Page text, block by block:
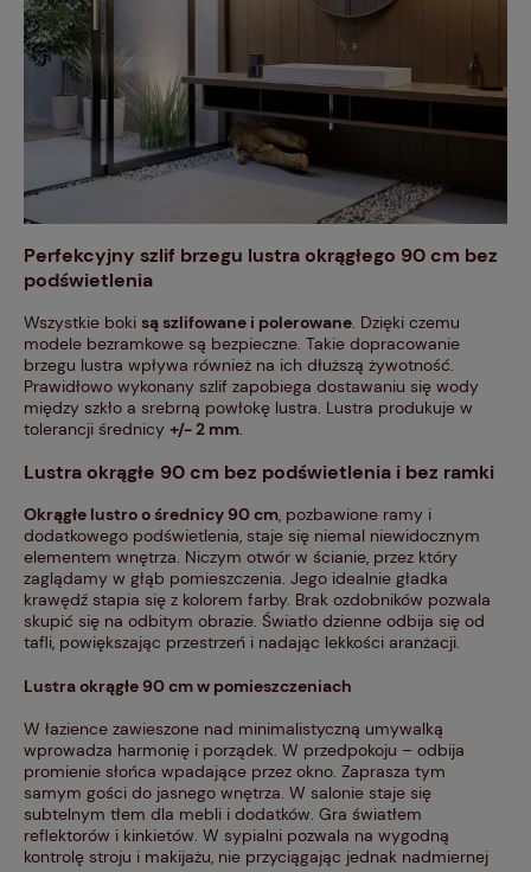
Perfekcyjny szlif brzegu lustra okrągłego 90 cm bez
podświetlenia
Wszystkie boki są szlifowane i polerowane. Dzięki czemu
modele bezramkowe są bezpieczne. Takie dopracowanie
brzegu lustra wpływa również na ich dłuższą żywotność.
Prawidłowo wykonany szlif zapobiega dostawaniu się wody
między szkło a srebrną powłokę lustra. Lustra produkuje w
tolerancji średnicy +/- 2 mm.
Lustra okrągłe 90 cm bez podświetlenia i bez ramki
Okrągłe lustro o średnicy 90 cm, pozbawione ramy i
dodatkowego podświetlenia, staje się niemal niewidocznym
elementem wnętrza. Niczym otwór w ścianie, przez który
zaglądamy w głąb pomieszczenia. Jego idealnie gładka
krawędź stapia się z kolorem farby. Brak ozdobników pozwala
skupić się na odbitym obrazie. Światło dzienne odbija się od
tafli, powiększając przestrzeń i nadając lekkości aranżacji.
Lustra okrągłe 90 cm w pomieszczeniach
W łazience zawieszone nad minimalistyczną umywalką
wprowadza harmonię i porządek. W przedpokoju – odbija
promienie słońca wpadające przez okno. Zaprasza tym
samym gości do jasnego wnętrza. W salonie staje się
subtelnym tłem dla mebli i dodatków. Gra światłem
reflektorów i kinkietów. W sypialni pozwala na wygodną
kontrolę stroju i makijażu, nie przyciągając jednak nadmiernej